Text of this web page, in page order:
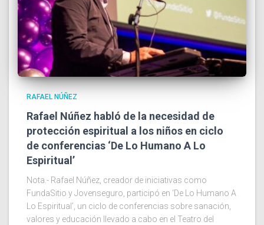
RAFAEL NÚÑEZ
Rafael Núñez habló de la necesidad de
protección espiritual a los niños en ciclo
de conferencias ‘De Lo Humano A Lo
Espiritual’
Nota.- Rafael Núñez, creador de iniciativas como
FundaSitio y Jovenseguro, participó en ‘De Lo Humano A
Lo Espiritual’, un ciclo de conferencias sobre sanación,
valores y educación llevado a cabo en el Teatro del